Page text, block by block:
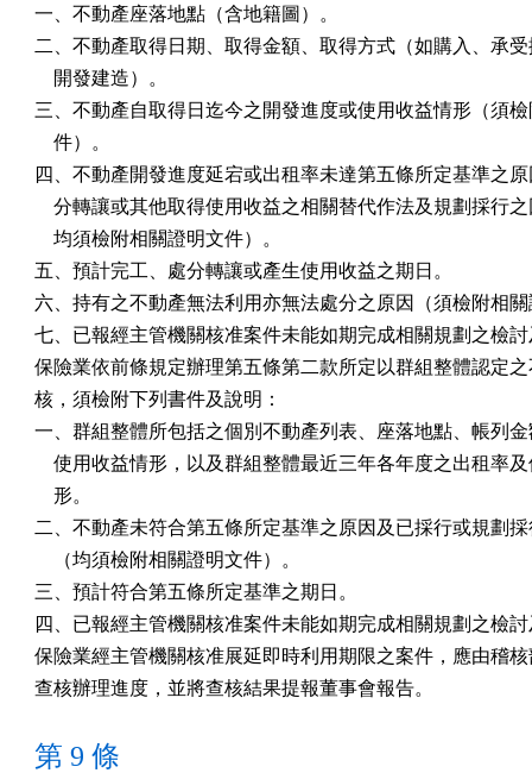
一、不動產座落地點（含地籍圖）。
二、不動產取得日期、取得金額、取得方式（如購入、承
    開發建造）。
三、不動產自取得日迄今之開發進度或使用收益情形（須
    件）。
四、不動產開發進度延宕或出租率未達第五條所定基準之
分轉讓或其他取得使用收益之相關替代作法及規劃採行
    均須檢附相關證明文件）。
五、預計完工、處分轉讓或產生使用收益之期日。
六、持有之不動產無法利用亦無法處分之原因（須檢附相
七、已報經主管機關核准案件未能如期完成相關規劃之檢
保險業依前條規定辦理第五條第二款所定以群組整體認定
核，須檢附下列書件及說明：
一、群組整體所包括之個別不動產列表、座落地點、帳列
使用收益情形，以及群組整體最近三年各年度之出租率
    形。
二、不動產未符合第五條所定基準之原因及已採行或規劃
    （均須檢附相關證明文件）。
三、預計符合第五條所定基準之期日。
四、已報經主管機關核准案件未能如期完成相關規劃之檢
保險業經主管機關核准展延即時利用期限之案件，應由稽
查核辦理進度，並將查核結果提報董事會報告。
第 9 條